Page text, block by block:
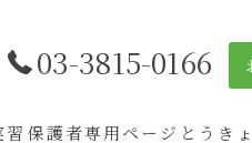
03-3815-0166
保護者専用ページ とうき